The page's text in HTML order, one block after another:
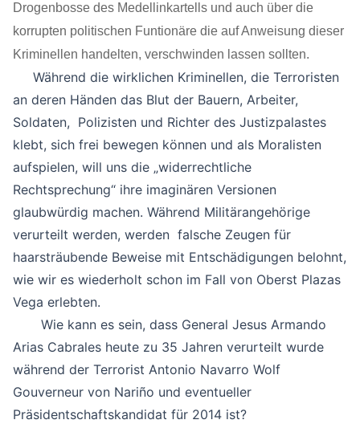
Drogenbosse des Medellinkartells und auch über die
korrupten politischen Funtionäre die auf Anweisung dieser
Kriminellen handelten, verschwinden lassen sollten.
Während die wirklichen Kriminellen, die Terroristen
an deren Händen das Blut der Bauern, Arbeiter,
Soldaten, Polizisten und Richter des Justizpalastes
klebt, sich frei bewegen können und als Moralisten
aufspielen, will uns die „widerrechtliche
Rechtsprechung“ ihre imaginären Versionen
glaubwürdig machen. Während Militärangehörige
verurteilt werden, werden falsche Zeugen für
haarsträubende Beweise mit Entschädigungen belohnt,
wie wir es wiederholt schon im Fall von Oberst Plazas
Vega erlebten.
Wie kann es sein, dass General Jesus Armando
Arias Cabrales heute zu 35 Jahren verurteilt wurde
während der Terrorist Antonio Navarro Wolf
Gouverneur von Nariño und eventueller
Präsidentschaftskandidat für 2014 ist?